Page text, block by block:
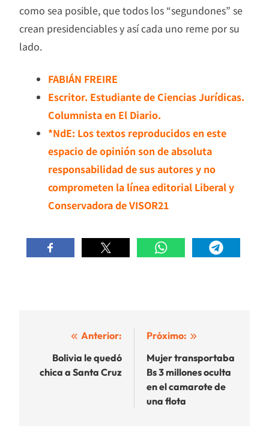
como sea posible, que todos los “segundones” se
crean presidenciables y así cada uno reme por su
lado.
FABIÁN FREIRE
Escritor. Estudiante de Ciencias Jurídicas.
Columnista en El Diario.
*NdE: Los textos reproducidos en este
espacio de opinión son de absoluta
responsabilidad de sus autores y no
comprometen la línea editorial Liberal y
Conservadora de VISOR21
Navegación
entradas
Anterior:
Bolivia le quedó
chica a Santa Cruz
Próximo:
Mujer transportaba
Bs 3 millones oculta
en el camarote de
una flota